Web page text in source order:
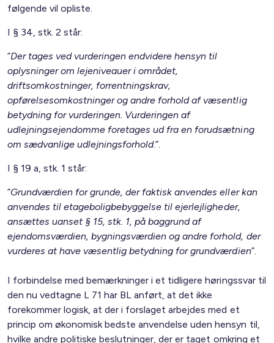
følgende vil opliste.
I § 34, stk. 2 står:
”Der tages ved vurderingen endvidere hensyn til
oplysninger om lejeniveauer i området,
driftsomkostninger, forrentningskrav,
opførelsesomkostninger og andre forhold af væsentlig
betydning for vurderingen. Vurderingen af
udlejningsejendomme foretages ud fra en forudsætning
om sædvanlige udlejningsforhold.”.
I § 19 a, stk. 1 står:
”Grundværdien for grunde, der faktisk anvendes eller kan
anvendes til etageboligbebyggelse til ejerlejligheder,
ansættes uanset § 15, stk. 1, på baggrund af
ejendomsværdien, bygningsværdien og andre forhold, der
vurderes at have væsentlig betydning for grundværdien”.
I forbindelse med bemærkninger i et tidligere høringssvar til
den nu vedtagne L 71 har BL anført, at det ikke
forekommer logisk, at der i forslaget arbejdes med et
princip om økonomisk bedste anvendelse uden hensyn til,
hvilke andre politiske beslutninger, der er taget omkring et